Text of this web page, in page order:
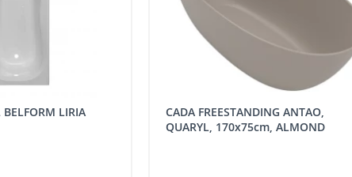
CADA FREESTANDING ANTAO,
QUARYL, 170x75cm, ALMOND